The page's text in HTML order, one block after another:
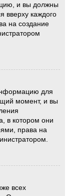
и вы должны
вверху каждого
на создание
для
момент, и вы
в котором они
права на
всех